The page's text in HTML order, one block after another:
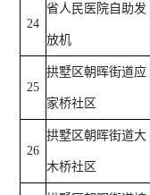
24
省人民医院自助发
放机
25
拱墅区朝晖街道应
家桥社区
26
拱墅区朝晖街道大
木桥社区